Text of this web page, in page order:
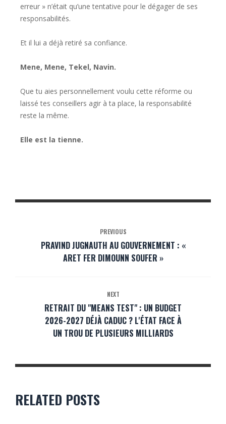
erreur » n’était qu’une tentative pour le dégager de ses
responsabilités.
Et il lui a déjà retiré sa confiance.
Mene, Mene, Tekel, Navin.
Que tu aies personnellement voulu cette réforme ou
laissé tes conseillers agir à ta place, la responsabilité
reste la même.
Elle est la tienne.
PREVIOUS
PRAVIND JUGNAUTH AU GOUVERNEMENT : «
ARET FER DIMOUNN SOUFER »
NEXT
RETRAIT DU "MEANS TEST" : UN BUDGET
2026-2027 DÉJÀ CADUC ? L'ÉTAT FACE À
UN TROU DE PLUSIEURS MILLIARDS
RELATED POSTS